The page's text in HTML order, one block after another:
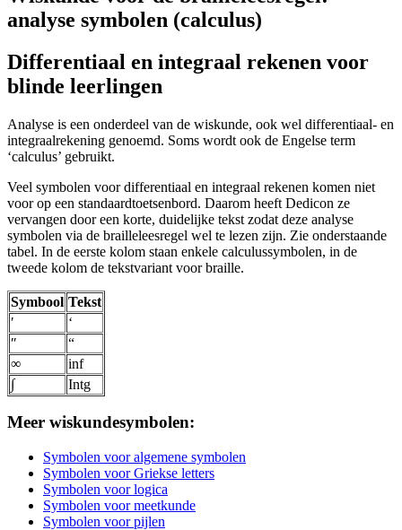
analyse symbolen (calculus)
Differentiaal en integraal rekenen voor
blinde leerlingen
Analyse is een onderdeel van de wiskunde, ook wel differentiaal- en
integraalrekening genoemd. Soms wordt ook de Engelse term
‘calculus’ gebruikt.
Veel symbolen voor differentiaal en integraal rekenen komen niet
voor op een standaardtoetsenbord. Daarom heeft Dedicon ze
vervangen door een korte, duidelijke tekst zodat deze analyse
symbolen via de brailleleesregel wel te lezen zijn. Zie onderstaande
tabel. In de eerste kolom staan enkele calculussymbolen, in de
tweede kolom de tekstvariant voor braille.
Symbool Tekst
′
‘
″
“
∞
inf
∫
Intg
Meer wiskundesymbolen:
Symbolen voor algemene symbolen
Symbolen voor Griekse letters
Symbolen voor logica
Symbolen voor meetkunde
Symbolen voor pijlen